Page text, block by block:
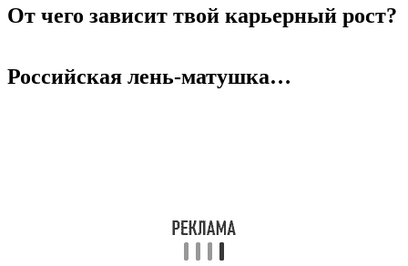
От чего зависит твой карьерный рост?
Российская лень-матушка…